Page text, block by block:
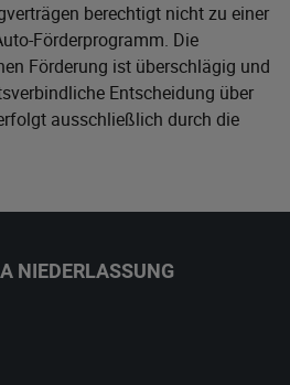
berechtigt nicht zu einer
Förderprogramm. Die
Förderung ist überschlägig und
Entscheidung über
ausschließlich durch die
NIEDERLASSUNG